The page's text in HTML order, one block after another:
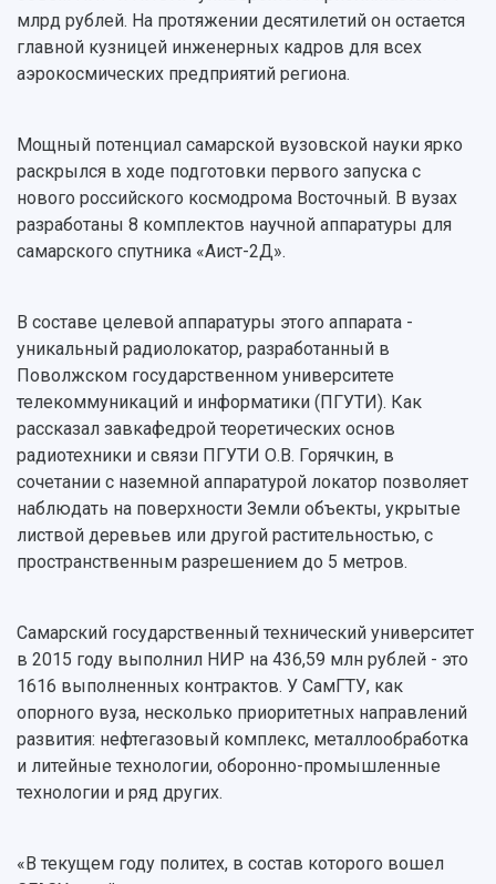
Учебный аэродром
Центр истории авиационных двигателей
Ботанический сад
Международный межвузовский кампус
Сведения об образовательной организации
Официальные документы
Отчеты о проведенных конференциях
млрд рублей. На протяжении десятилетий он остается
главной кузницей инженерных кадров для всех
аэрокосмических предприятий региона.
Мощный потенциал самарской вузовской науки ярко
раскрылся в ходе подготовки первого запуска с
нового российского космодрома Восточный. В вузах
разработаны 8 комплектов научной аппаратуры для
самарского спутника «Аист-2Д».
В составе целевой аппаратуры этого аппарата -
уникальный радиолокатор, разработанный в
Поволжском государственном университете
телекоммуникаций и информатики (ПГУТИ). Как
рассказал завкафедрой теоретических основ
радиотехники и связи ПГУТИ О.В. Горячкин, в
сочетании с наземной аппаратурой локатор позволяет
наблюдать на поверхности Земли объекты, укрытые
листвой деревьев или другой растительностью, с
пространственным разрешением до 5 метров.
Самарский государственный технический университет
в 2015 году выполнил НИР на 436,59 млн рублей - это
1616 выполненных контрактов. У СамГТУ, как
опорного вуза, несколько приоритетных направлений
развития: нефтегазовый комплекс, металлообработка
и литейные технологии, оборонно-промышленные
технологии и ряд других.
«В текущем году политех, в состав которого вошел